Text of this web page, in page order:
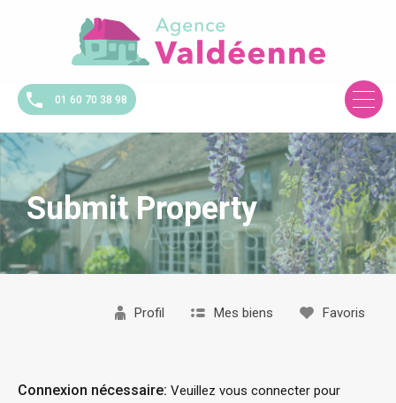
01 60 70 38 98
Submit Property
Profil Mes biens Favoris
Connexion nécessaire: Veuillez vous connecter pour